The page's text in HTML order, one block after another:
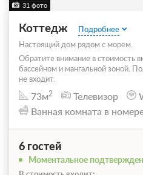
31 фото
Коттедж
Подробнее
Настоящий дом рядом с морем.
Обратите внимание в стоимость
бассейном и мангальной зоной.
не входит.
73м2 Телевизор
Ванная комната в
6 гостей
Моментальное